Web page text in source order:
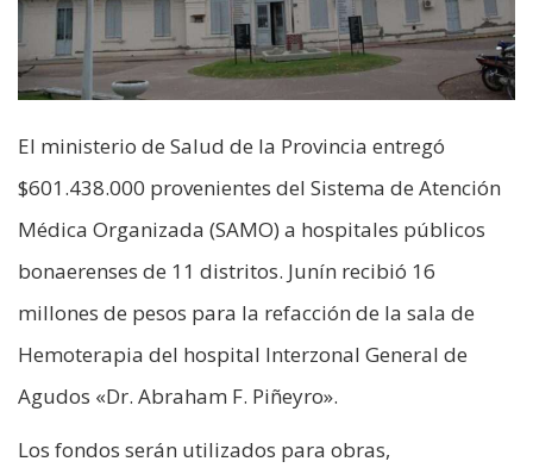
El ministerio de Salud de la Provincia entregó
$601.438.000 provenientes del Sistema de Atención
Médica Organizada (SAMO) a hospitales públicos
bonaerenses de 11 distritos. Junín recibió 16
millones de pesos para la refacción de la sala de
Hemoterapia del hospital Interzonal General de
Agudos «Dr. Abraham F. Piñeyro».
Los fondos serán utilizados para obras,